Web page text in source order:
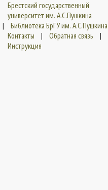
Брестский государственный
университет им. А.С.Пушкина
|
Библиотека БрГУ им. А.С.Пушкина
Контакты
| Обратная связь
|
Инструкция